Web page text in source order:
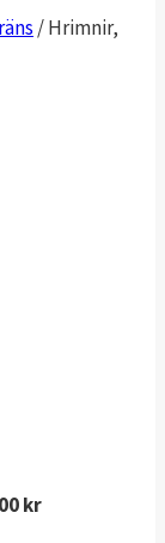
/Hrimnir,
kr